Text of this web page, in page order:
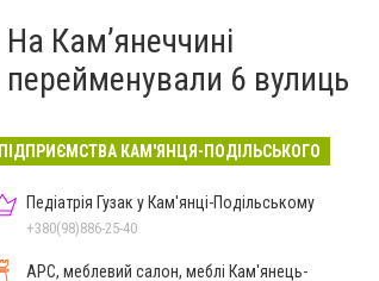
На Камʼянеччині
перейменували 6 вулиць
ПІДПРИЄМСТВА КАМ'ЯНЦЯ-ПОДІЛЬСЬКОГО
Педіатрія Гузак у Кам'янці-Подільському
+380(98)886-25-40
АРС, меблевий салон, меблі Кам'янець-